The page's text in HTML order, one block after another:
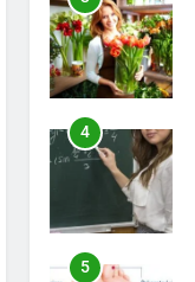
4
5